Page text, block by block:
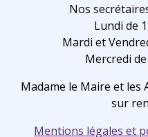
Nos
Lundi de
Mardi et
Mercredi
Madame le Maire et les
sur
Mentions légales et